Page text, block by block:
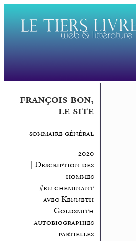
françois bon,
le site
sommaire général
2020
| Description des
hommes
#en cheminant
avec Kenneth
Goldsmith
autobiographies
partielles